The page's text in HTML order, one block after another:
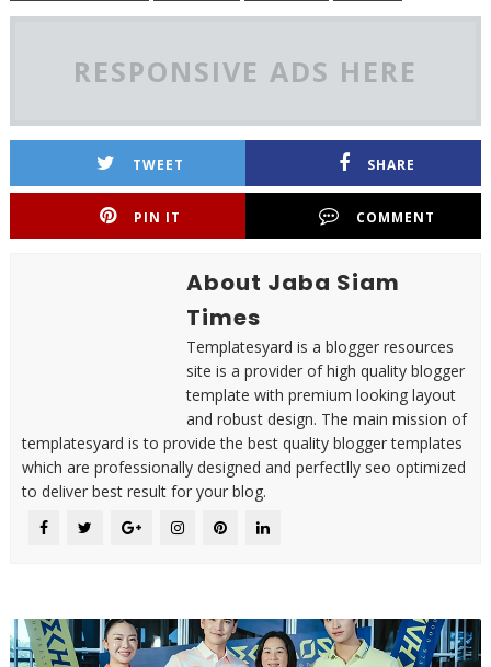
RESPONSIVE ADS HERE
TWEET SHARE
PIN IT COMMENT
About Jaba Siam
Times
Templatesyard is a blogger resources
site is a provider of high quality blogger
template with premium looking layout
and robust design. The main mission of
templatesyard is to provide the best quality blogger templates
which are professionally designed and perfectlly seo optimized
to deliver best result for your blog.